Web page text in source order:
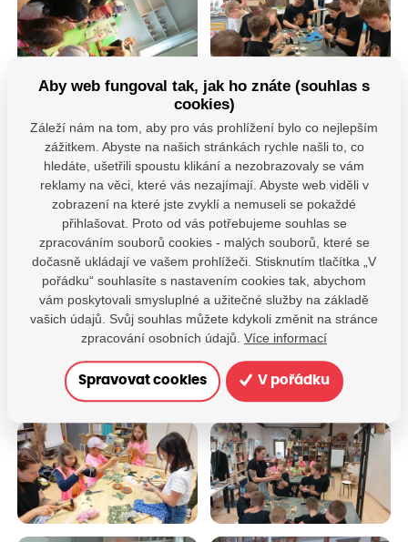
Aby web fungoval tak, jak ho znáte (souhlas s
cookies)
Záleží nám na tom, aby pro vás prohlížení bylo co nejlepším
zážitkem. Abyste na našich stránkách rychle našli to, co
hledáte, ušetřili spoustu klikání a nezobrazovaly se vám
reklamy na věci, které vás nezajímají. Abyste web viděli v
zobrazení na které jste zvyklí a nemuseli se pokaždé
přihlašovat. Proto od vás potřebujeme souhlas se
zpracováním souborů cookies - malých souborů, které se
dočasně ukládají ve vašem prohlížeči. Stisknutím tlačítka „V
pořádku“ souhlasíte s nastavením cookies tak, abychom
vám poskytovali smysluplné a užitečné služby na základě
vašich údajů. Svůj souhlas můžete kdykoli změnit na stránce
zpracování osobních údajů. Více informací
Spravovat cookies V pořádku